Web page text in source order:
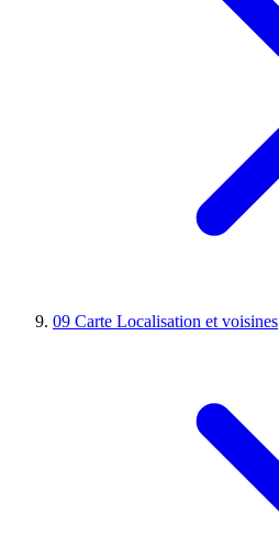
09 Carte Localisation et voisines